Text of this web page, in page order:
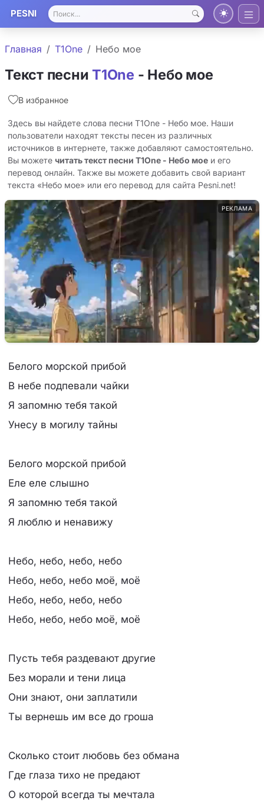
PESNI
Главная T1One Небо мое
Текст песниT1One - Небо мое
В избранное
Здесь вы найдете слова песни T1One - Небо мое. Наши
пользователи находят тексты песен из различных
источников в интернете, также добавляют самостоятельно.
Вы можете читать текст песни T1One - Небо мое и его
перевод онлайн. Также вы можете добавить свой вариант
текста «Небо мое» или его перевод для сайта Pesni.net!
РЕКЛАМА
Белого морской прибой
В небе подпевали чайки
Я запомню тебя такой
Унесу в могилу тайны
Белого морской прибой
Еле еле слышно
Я запомню тебя такой
Я люблю и ненавижу
Небо, небо, небо, небо
Небо, небо, небо моё, моё
Небо, небо, небо, небо
Небо, небо, небо моё, моё
Пусть тебя раздевают другие
Без морали и тени лица
Они знают, они заплатили
Ты вернешь им все до гроша
Сколько стоит любовь без обмана
Где глаза тихо не предают
О которой всегда ты мечтала